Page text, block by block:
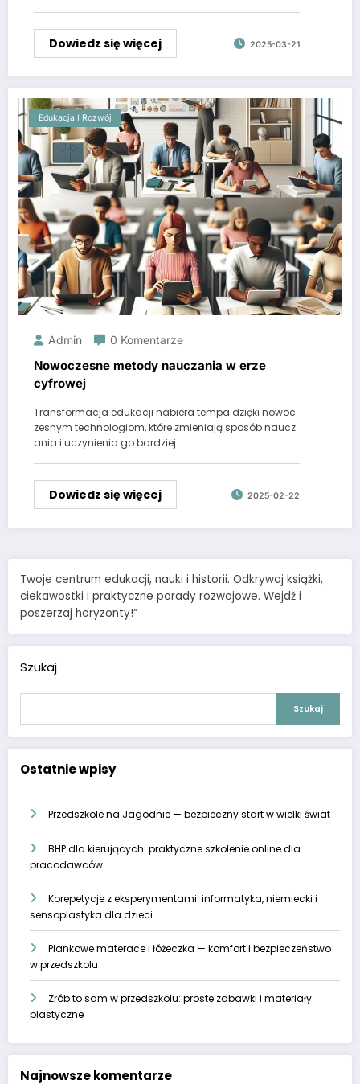
Dowiedz się więcej 2025-03-21
Edukacja I Rozwój
Admin 0 Komentarze
Nowoczesne metody nauczania w erze
cyfrowej
Transformacja edukacji nabiera tempa dzięki nowoc
zesnym technologiom, które zmieniają sposób naucz
ania i uczynienia go bardziej…
Dowiedz się więcej 2025-02-22
Twoje centrum edukacji, nauki i historii. Odkrywaj książki,
ciekawostki i praktyczne porady rozwojowe. Wejdź i
poszerzaj horyzonty!”
Szukaj
Szukaj
Ostatnie wpisy
Przedszkole na Jagodnie — bezpieczny start w wielki świat
BHP dla kierujących: praktyczne szkolenie online dla
pracodawców
Korepetycje z eksperymentami: informatyka, niemiecki i
sensoplastyka dla dzieci
Piankowe materace i łóżeczka — komfort i bezpieczeństwo
w przedszkolu
Zrób to sam w przedszkolu: proste zabawki i materiały
plastyczne
Najnowsze komentarze